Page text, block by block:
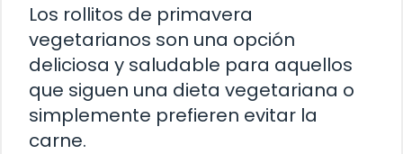
Los rollitos de primavera
vegetarianos son una opción
deliciosa y saludable para aquellos
que siguen una dieta vegetariana o
simplemente prefieren evitar la
carne.